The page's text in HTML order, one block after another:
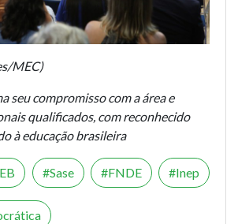
MEC)
seu compromisso com a área e
qualificados, com reconhecido
à educação brasileira
Sase FNDE Inep